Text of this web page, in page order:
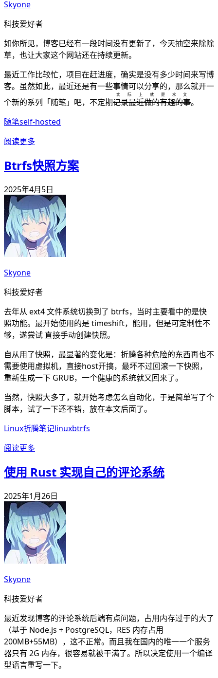
Skyone
科技爱好者
如你所见，博客已经有一段时间没有更新了，今天抽空来除除
草，也让大家这个网站还在持续更新。
最近工作比较忙，项目在赶进度，确实是没有多少时间来写博
客。虽然如此，最近还是有一些事情可以分享的，那么就开一
个新的系列「随笔」吧，不定期记录最近做的有趣的事
实际上就是水文
。
随笔self-hosted
阅读更多
Btrfs快照方案
2025年4月5日
Skyone
科技爱好者
去年从 ext4 文件系统切换到了 btrfs，当时主要看中的是快
照功能。最开始使用的是 timeshift，能用，但是可定制性不
够，遂尝试 直接手动创建快照。
自从用了快照，最显著的变化是：折腾各种危险的东西再也不
需要使用虚拟机，直接host开搞，最坏不过回滚一下快照，
重新生成一下 GRUB，一个健康的系统就又回来了。
当然，快照大多了，就开始考虑怎么自动化，于是简单写了个
脚本，试了一下还不错，放在本文后面了。
Linux折腾笔记linuxbtrfs
阅读更多
使用 Rust 实现自己的评论系统
2025年1月26日
Skyone
科技爱好者
最近发现博客的评论系统后端有点问题，占用内存过于的大了
（基于 Node.js + PostgreSQL，RES 内存占用
200MB+55MB），这不正常。而且我在国内的唯一一个服务
器只有 2G 内存，很容易就被干满了。所以决定使用一个编译
型语言重写一下。